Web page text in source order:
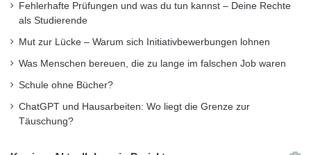
Dort wird eifrig an Verbesserungen gearbeitet.
Ein Container mit Waschmaschinen und
Trocknern ist auf dem Weg, der AStA hat
ruhige Nacht zur Verfügung gestellt. Die
Fehlerhafte Prüfungen und was du tun kannst – Deine Rechte
als Studierende
Mut zur Lücke – Warum sich Initiativbewerbungen lohnen
Was Menschen bereuen, die zu lange im falschen Job waren
Schule ohne Bücher?
ChatGPT und Hausarbeiten: Wo liegt die Grenze zur
Täuschung?